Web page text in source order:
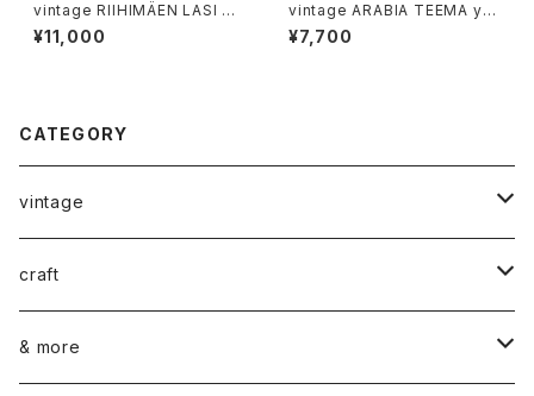
vintage RIIHIMÄEN LASI SC
ALA glass jar 3/4L / ヴィンテ
ージ オーレ・パルスビー スカー
¥11,000
vintage ARABIA TEEMA yel
low coffee cup & saucer /
ヴィンテージ アラビア ティーマ
¥7,700
CATEGORY
vintage
ceramics
ARABIA
glass
craft
染め花Horry
& more